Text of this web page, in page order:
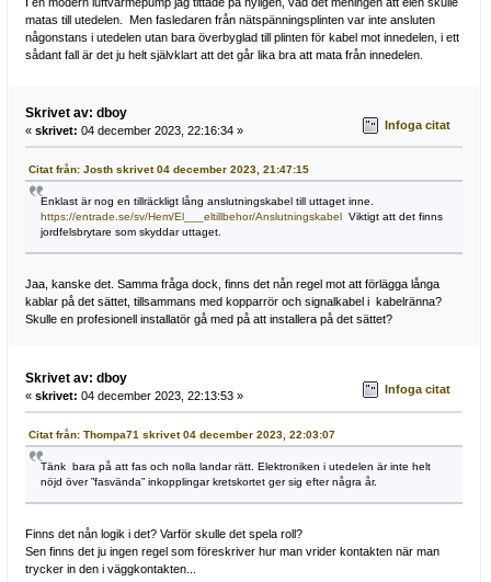
matas till utedelen. Men fasledaren från nätspänningsplinten var inte ansluten
någonstans i utedelen utan bara överbyglad till plinten för kabel mot innedelen, i ett
sådant fall är det ju helt självklart att det går lika bra att mata från innedelen.
Skrivet av: dboy
« skrivet: 04 december 2023, 22:16:34 » Infoga citat
Citat från: Josth skrivet 04 december 2023, 21:47:15
Enklast är nog en tillräckligt lång anslutningskabel till uttaget inne.
https://entrade.se/sv/Hem/El___eltillbehor/AnslutningskabelViktigt att det finns
jordfelsbrytare som skyddar uttaget.
Jaa, kanske det. Samma fråga dock, finns det nån regel mot att förlägga långa
kablar på det sättet, tillsammans med kopparrör och signalkabel i kabelränna?
Skulle en profesionell installatör gå med på att installera på det sättet?
Skrivet av: dboy
« skrivet: 04 december 2023, 22:13:53 » Infoga citat
Citat från: Thompa71 skrivet 04 december 2023, 22:03:07
Tänk bara på att fas och nolla landar rätt. Elektroniken i utedelen är inte helt
nöjd över ”fasvända” inkopplingar kretskortet ger sig efter några år.
Finns det nån logik i det? Varför skulle det spela roll?
Sen finns det ju ingen regel som föreskriver hur man vrider kontakten när man
trycker in den i väggkontakten...